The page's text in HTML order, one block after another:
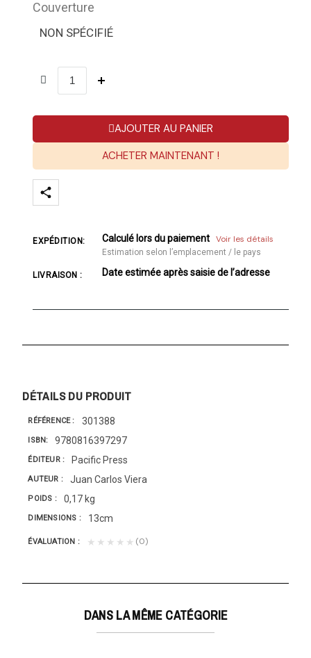
Couverture
NON SPÉCIFIÉ
AJOUTER AU PANIER
ACHETER MAINTENANT !
EXPÉDITION: Calculé lors du paiement Voir les détails
Estimation selon l’emplacement / le pays
LIVRAISON : Date estimée après saisie de l’adresse
DÉTAILS DU PRODUIT
RÉFÉRENCE 301388
ISBN 9780816397297
ÉDITEUR Pacific Press
AUTEUR Juan Carlos Viera
POIDS 0,17 kg
DIMENSIONS 13cm
ÉVALUATION ★★★★★ (0)
DANS LA MÊME CATÉGORIE